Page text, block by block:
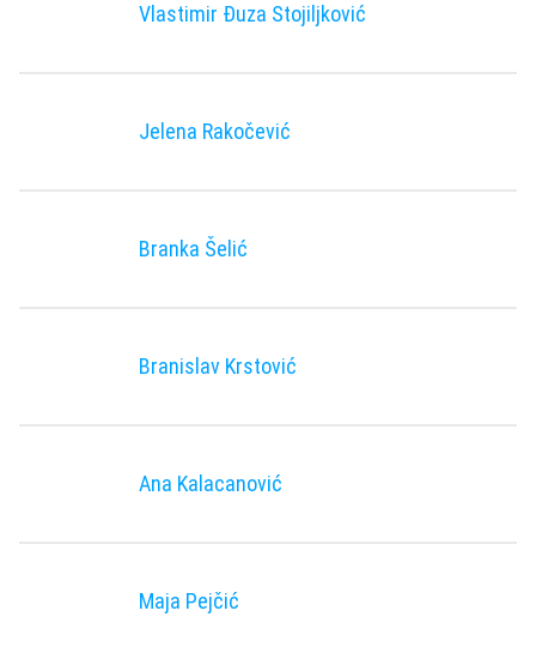
Vlastimir Đuza Stojiljković
Jelena Rakočević
Branka Šelić
Branislav Krstović
Ana Kalacanović
Maja Pejčić